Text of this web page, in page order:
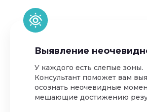
Выявление
У каждого есть слепые зоны.
Консультант поможет вам
осознать неочевидные
мешающие достижению